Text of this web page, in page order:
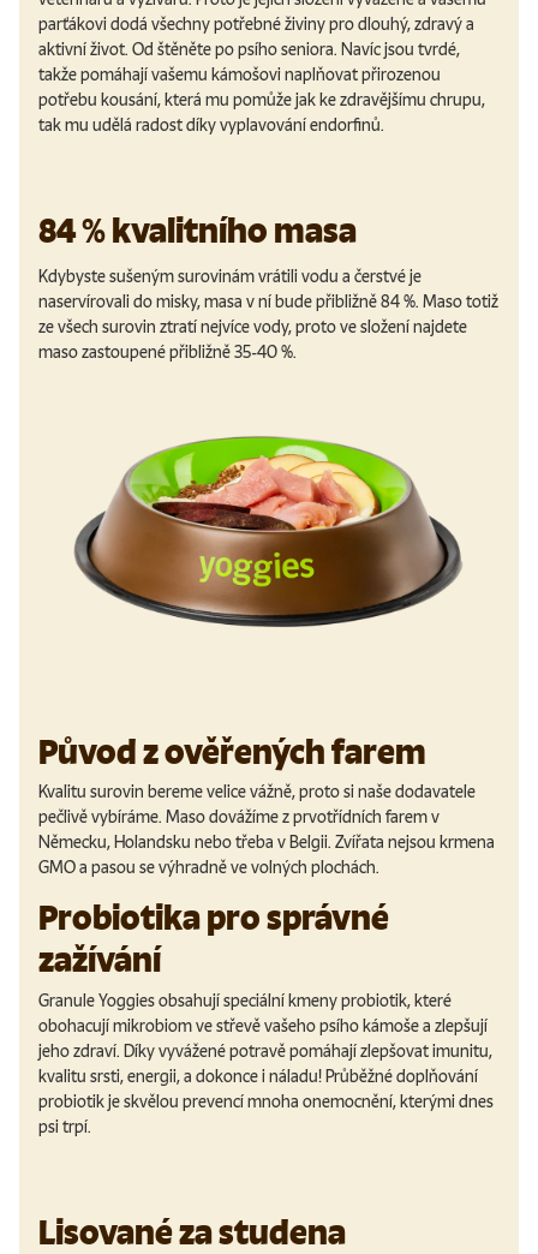
parťákovi dodá všechny potřebné živiny pro dlouhý, zdravý a
aktivní život. Od štěněte po psího seniora. Navíc jsou tvrdé,
takže pomáhají vašemu kámošovi naplňovat přirozenou
potřebu kousání, která mu pomůže jak ke zdravějšímu chrupu,
tak mu udělá radost díky vyplavování endorfinů.
84 % kvalitního masa
Kdybyste sušeným surovinám vrátili vodu a čerstvé je
naservírovali do misky, masa v ní bude přibližně 84 %. Maso totiž
ze všech surovin ztratí nejvíce vody, proto ve složení najdete
maso zastoupené přibližně 35-40 %.
Původ z ověřených farem
Kvalitu surovin bereme velice vážně, proto si naše dodavatele
pečlivě vybíráme. Maso dovážíme z prvotřídních farem v
Německu, Holandsku nebo třeba v Belgii. Zvířata nejsou krmena
GMO a pasou se výhradně ve volných plochách.
Probiotika pro správné
zažívání
Granule Yoggies obsahují speciální kmeny probiotik, které
obohacují mikrobiom ve střevě vašeho psího kámoše a zlepšují
jeho zdraví. Díky vyvážené potravě pomáhají zlepšovat imunitu,
kvalitu srsti, energii, a dokonce i náladu! Průběžné doplňování
probiotik je skvělou prevencí mnoha onemocnění, kterými dnes
psi trpí.
Lisované za studena